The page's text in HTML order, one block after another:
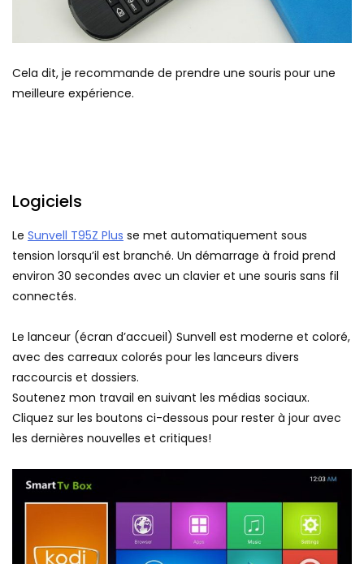
Cela dit, je recommande de prendre une souris pour une
meilleure expérience.
Logiciels
Le Sunvell T95Z Plus se met automatiquement sous
tension lorsqu’il est branché. Un démarrage à froid prend
environ 30 secondes avec un clavier et une souris sans fil
connectés.
Le lanceur (écran d’accueil) Sunvell est moderne et coloré,
avec des carreaux colorés pour les lanceurs divers
raccourcis et dossiers.
Soutenez mon travail en suivant les médias sociaux.
Cliquez sur les boutons ci-dessous pour rester à jour avec
les dernières nouvelles et critiques!